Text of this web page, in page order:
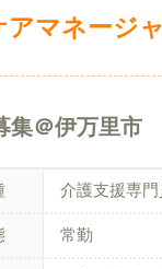
アマネージ
集＠伊万里市
介護支援専門
常勤